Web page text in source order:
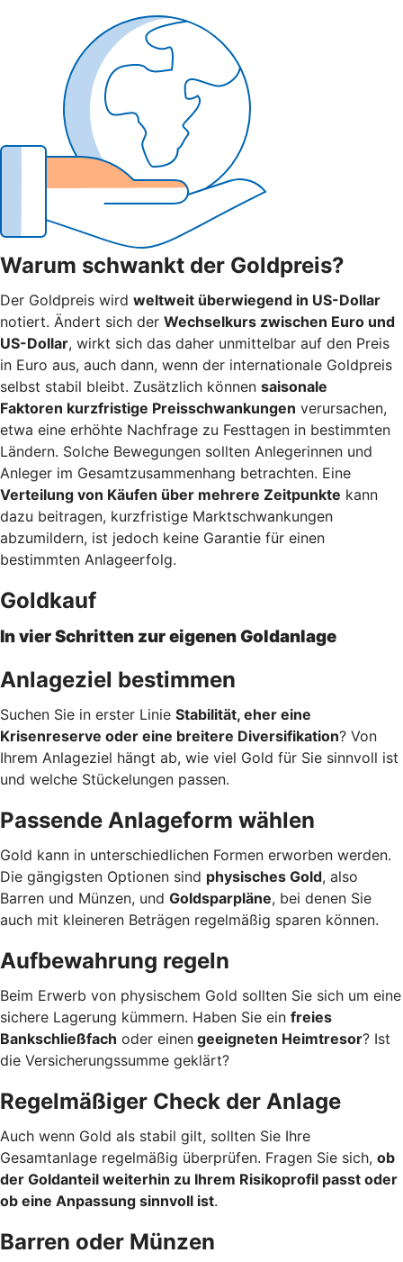
Warum schwankt der Goldpreis?
Der Goldpreis wird weltweit überwiegend in US-Dollar
notiert. Ändert sich der Wechselkurs zwischen Euro und
US-Dollar, wirkt sich das daher unmittelbar auf den Preis
in Euro aus, auch dann, wenn der internationale Goldpreis
selbst stabil bleibt. Zusätzlich können saisonale
Faktoren kurzfristige Preisschwankungen verursachen,
etwa eine erhöhte Nachfrage zu Festtagen in bestimmten
Ländern. Solche Bewegungen sollten Anlegerinnen und
Anleger im Gesamtzusammenhang betrachten. Eine
Verteilung von Käufen über mehrere Zeitpunkte kann
dazu beitragen, kurzfristige Marktschwankungen
abzumildern, ist jedoch keine Garantie für einen
bestimmten Anlageerfolg.
Goldkauf
In vier Schritten zur eigenen Goldanlage
Anlageziel bestimmen
Suchen Sie in erster Linie Stabilität, eher eine
Krisenreserve oder eine breitere Diversifikation? Von
Ihrem Anlageziel hängt ab, wie viel Gold für Sie sinnvoll ist
und welche Stückelungen passen.
Passende Anlageform wählen
Gold kann in unterschiedlichen Formen erworben werden.
Die gängigsten Optionen sind physisches Gold, also
Barren und Münzen, und Goldsparpläne, bei denen Sie
auch mit kleineren Beträgen regelmäßig sparen können.
Aufbewahrung regeln
Beim Erwerb von physischem Gold sollten Sie sich um eine
sichere Lagerung kümmern. Haben Sie ein freies
Bankschließfach oder einen geeigneten Heimtresor? Ist
die Versicherungssumme geklärt?
Regelmäßiger Check der Anlage
Auch wenn Gold als stabil gilt, sollten Sie Ihre
Gesamtanlage regelmäßig überprüfen. Fragen Sie sich, ob
der Goldanteil weiterhin zu Ihrem Risikoprofil passt oder
ob eine Anpassung sinnvoll ist.
Barren oder Münzen